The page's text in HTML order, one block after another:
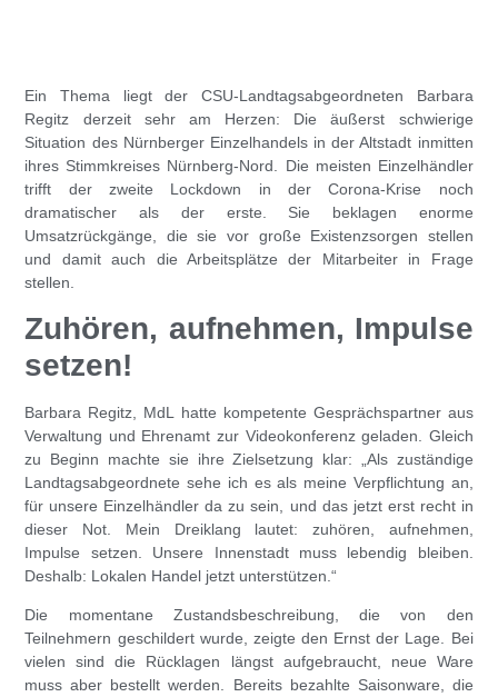
Ein Thema liegt der CSU-Landtagsabgeordneten Barbara
Regitz derzeit sehr am Herzen: Die äußerst schwierige
Situation des Nürnberger Einzelhandels in der Altstadt inmitten
ihres Stimmkreises Nürnberg-Nord. Die meisten Einzelhändler
trifft der zweite Lockdown in der Corona-Krise noch
dramatischer als der erste. Sie beklagen enorme
Umsatzrückgänge, die sie vor große Existenzsorgen stellen
und damit auch die Arbeitsplätze der Mitarbeiter in Frage
stellen.
Zuhören, aufnehmen, Impulse
setzen!
Barbara Regitz , MdL hatte kompetente Gesprächspartner aus
Verwaltung und Ehrenamt zur Videokonferenz geladen. Gleich
zu Beginn machte sie ihre Zielsetzung klar: „Als zuständige
Landtagsabgeordnete sehe ich es als meine Verpflichtung an,
für unsere Einzelhändler da zu sein, und das jetzt erst recht in
dieser Not. Mein Dreiklang lautet: zuhören, aufnehmen,
Impulse setzen. Unsere Innenstadt muss lebendig bleiben.
Deshalb: Lokalen Handel jetzt unterstützen.“
Die momentane Zustandsbeschreibung, die von den
Teilnehmern geschildert wurde, zeigte den Ernst der Lage. Bei
vielen sind die Rücklagen längst aufgebraucht, neue Ware
muss aber bestellt werden. Bereits bezahlte Saisonware, die